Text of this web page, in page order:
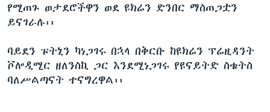
የሚጠጉ ወታደሮችዋን ወደ ዩክሬን ድንበር ማስጠጋቷን
ይናገራሉ፡፡
ባይደን ፑትኒን ካነጋገሩ በኋላ በቅርቡ ከዩክሬን ፕሬዚዳንት
ቮሎዲሚር ዘለንስኪ ጋር እንደሚነጋገሩ የዩናይትድ ስቴትስ
ባለሥልጣናት ተናግረዋል፡፡